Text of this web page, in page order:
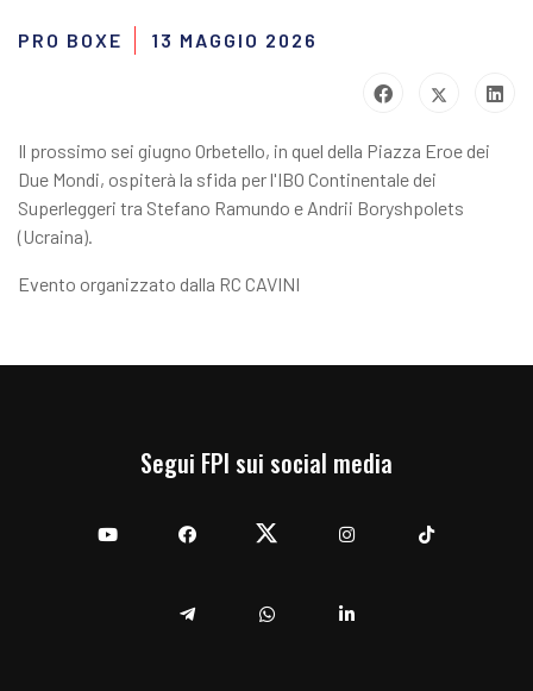
PRO BOXE 13 MAGGIO 2026
Il prossimo sei giugno Orbetello, in quel della Piazza Eroe dei
Due Mondi, ospiterà la sfida per l'IBO Continentale dei
Superleggeri tra Stefano Ramundo e Andrii Boryshpolets
(Ucraina).
Evento organizzato dalla RC CAVINI
Segui FPI sui social media